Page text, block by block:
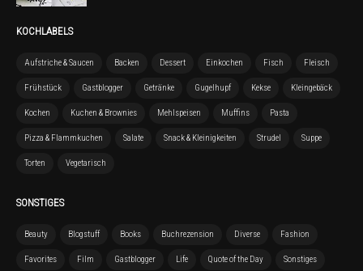
KOCHLABELS
Aufstriche & Saucen Backen Dessert Einkochen Fisch Fleisch
Frühstück Gastblogger Getränke Gugelhupf Kekse Kleingebäck
Kochen Kuchen & Brownies Mehlspeisen Muffins Pasta
Pizza & Flammkuchen Salate Snack & Kleinigkeiten Strudel Suppe
Torten Vegetarisch
SONSTIGES
Beauty Blogstuff Books Buchrezension Diverse Fashion
Favorites Film Gastblogger Life Quote of the Day Sonstiges